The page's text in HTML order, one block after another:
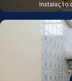
Instalação